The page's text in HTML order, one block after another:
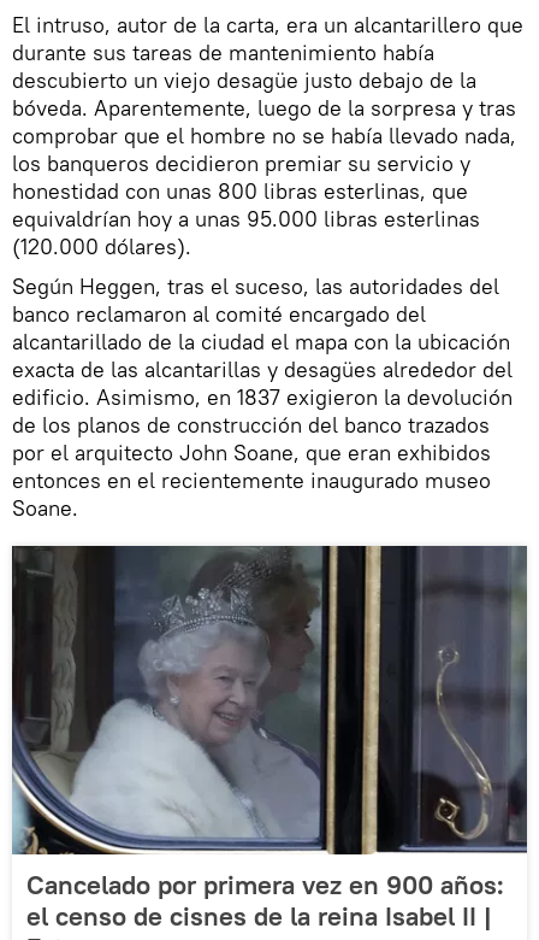
El intruso, autor de la carta, era un alcantarillero que
durante sus tareas de mantenimiento había
descubierto un viejo desagüe justo debajo de la
bóveda. Aparentemente, luego de la sorpresa y tras
comprobar que el hombre no se había llevado nada,
los banqueros decidieron premiar su servicio y
honestidad con unas 800 libras esterlinas, que
equivaldrían hoy a unas 95.000 libras esterlinas
(120.000 dólares).
Según Heggen, tras el suceso, las autoridades del
banco reclamaron al comité encargado del
alcantarillado de la ciudad el mapa con la ubicación
exacta de las alcantarillas y desagües alrededor del
edificio. Asimismo, en 1837 exigieron la devolución
de los planos de construcción del banco trazados
por el arquitecto John Soane, que eran exhibidos
entonces en el recientemente inaugurado museo
Soane.
Cancelado por primera vez en 900 años:
el censo de cisnes de la reina Isabel II |